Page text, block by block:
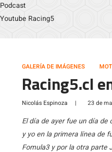
Podcast
Youtube Racing5
GALERÍA DE IMÁGENES
Racing5.cl
Nicolás Espinoza | 23 de
El día de ayer fue un día de
y yo en la primera línea de
Fomula3 y por la otra parte